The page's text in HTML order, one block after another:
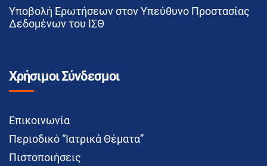
Υποβολή Ερωτήσεων στον Υπεύθυνο Προστασίας
Δεδομένων του ΙΣΘ
Χρήσιμοι Σύνδεσμοι
Επικοινωνία
Περιοδικό “Ιατρικά Θέματα”
Πιστοποιήσεις